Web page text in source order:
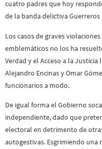
cuatro padres que hoy
de la banda delictiva Guerreros
Los casos de graves
emblemáticos no los ha
Verdad y el Acceso a la
Alejandro Encinas y Omar
funcionarios a modo.
De igual forma el Gobierno
independiente, dado que
electoral en detrimento de
autogestivas. Esgrimiendo